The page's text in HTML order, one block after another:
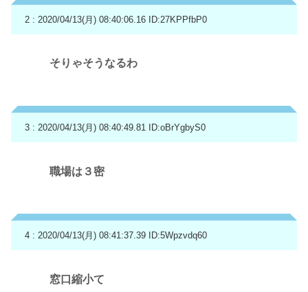
2 : 2020/04/13(月) 08:40:06.16 ID:27KPPfbP0
そりゃそうなるわ
3 : 2020/04/13(月) 08:40:49.81 ID:oBrYgbyS0
職場は３密
4 : 2020/04/13(月) 08:41:37.39 ID:5Wpzvdq60
窓口縮小て